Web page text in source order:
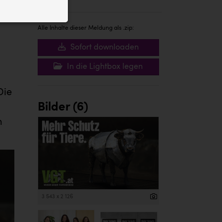
Alle Inhalte dieser Meldung als .zip:
Sofort downloaden
In die Lightbox legen
Bilder (6)
3 543 x 2 126
Website